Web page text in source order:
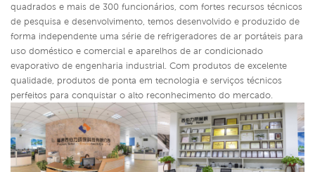
quadrados e mais de 300 funcionários, com fortes recursos técnicos
de pesquisa e desenvolvimento, temos desenvolvido e produzido de
forma independente uma série de refrigeradores de ar portáteis para
uso doméstico e comercial e aparelhos de ar condicionado
evaporativo de engenharia industrial. Com produtos de excelente
qualidade, produtos de ponta em tecnologia e serviços técnicos
perfeitos para conquistar o alto reconhecimento do mercado.